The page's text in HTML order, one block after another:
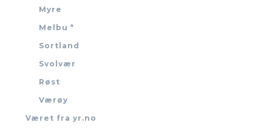
Myre
Melbu *
Sortland
Svolvær
Røst
Værøy
Været fra yr.no